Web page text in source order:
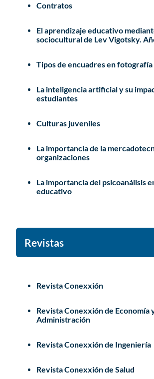
Contratos
El aprendizaje educativo
sociocultural de Lev Vigotsky.
Tipos de encuadres en fotografía
La inteligencia artificial y su
estudiantes
Culturas juveniles
La importancia de la
organizaciones
La importancia del psicoanálisis
educativo
Revistas
Revista Conexxión
Revista Conexxión de Economía
Administración
Revista Conexxión de Ingeniería
Revista Conexxión de Salud